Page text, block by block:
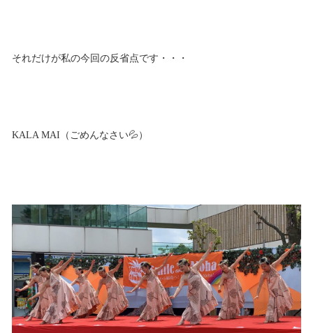
それだけが私の今回の反省点です・・・
KALA MAI（ごめんなさい💦）